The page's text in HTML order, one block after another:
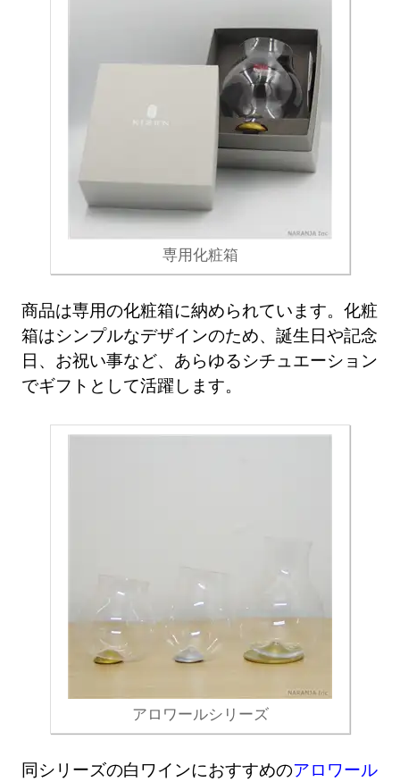
専用化粧箱
商品は専用の化粧箱に納められています。化粧
箱はシンプルなデザインのため、誕生日や記念
日、お祝い事など、あらゆるシチュエーション
でギフトとして活躍します。
アロワールシリーズ
同シリーズの白ワインにおすすめのアロワール